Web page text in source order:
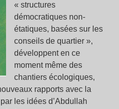
« structures
démocratiques non-
étatiques, basées sur les
conseils de quartier »,
développent en ce
moment même des
chantiers écologiques,
rapports avec la
les idées d’Abdullah